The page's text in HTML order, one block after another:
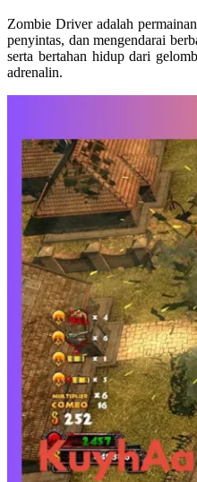
Zombie Driver adalah
penyintas, dan mengendarai
serta bertahan hidup dari
adrenalin.